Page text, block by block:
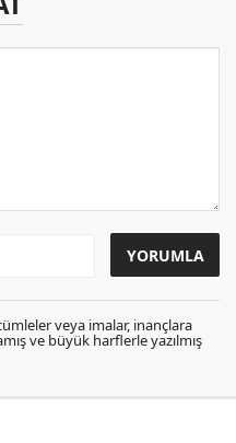
veya imalar, inançlara
ve büyük harflerle yazılmış